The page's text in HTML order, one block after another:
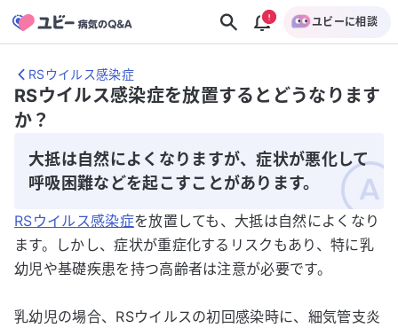
ユビーに相談
RSウイルス感染症
RSウイルス感染症を放置するとどうなります
か？
大抵は自然によくなりますが、症状が悪化して
呼吸困難などを起こすことがあります。
RSウイルス感染症を放置しても、大抵は自然によくなり
ます。しかし、症状が重症化するリスクもあり、特に乳
幼児や基礎疾患を持つ高齢者は注意が必要です。
乳幼児の場合、RSウイルスの初回感染時に、細気管支炎